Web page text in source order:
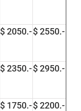
$ 2050.-$ 2550.-
$ 2350.-$ 2950.-
$ 1750.-$ 2200.-